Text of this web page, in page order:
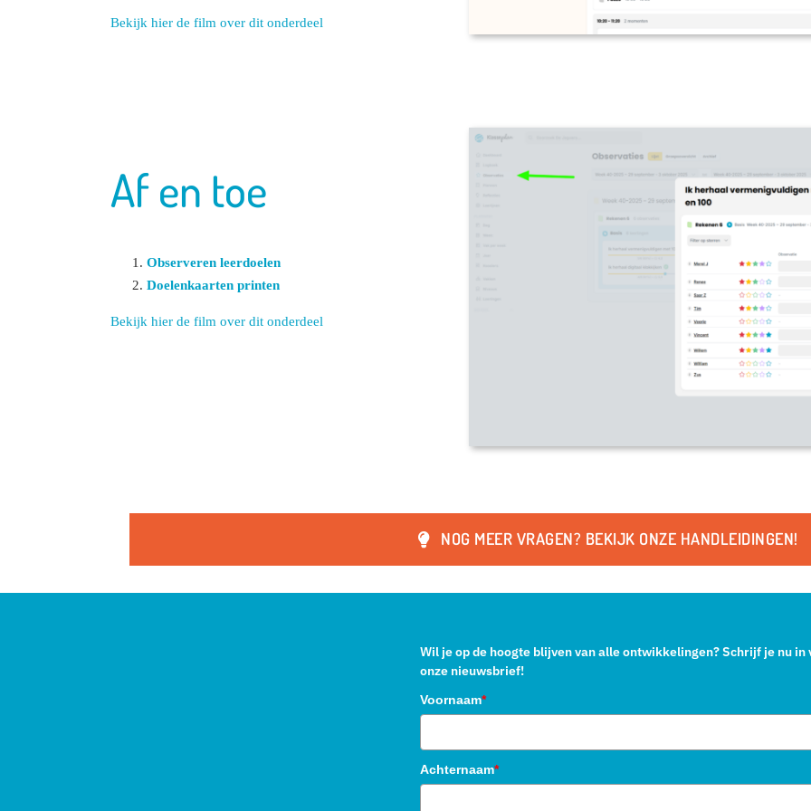
Bekijk hier de film over dit onderdeel
Af en toe
Observeren leerdoelen
Doelenkaarten printen
Bekijk hier de film over dit onderdeel
NOG MEER VRAGEN? BEKIJK ONZE HANDLEIDINGEN!
Wil je op de hoogte blijven van alle ontwikkelingen? Schrijf je nu in
onze nieuwsbrief!
Voornaam*
Achternaam*